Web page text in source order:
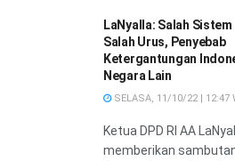
LaNyalla: Salah Sistem
Salah Urus, Penyebab
Ketergantungan
Negara Lain
SELASA, 11/10/22 | 12:47
Ketua DPD RI AA
memberikan